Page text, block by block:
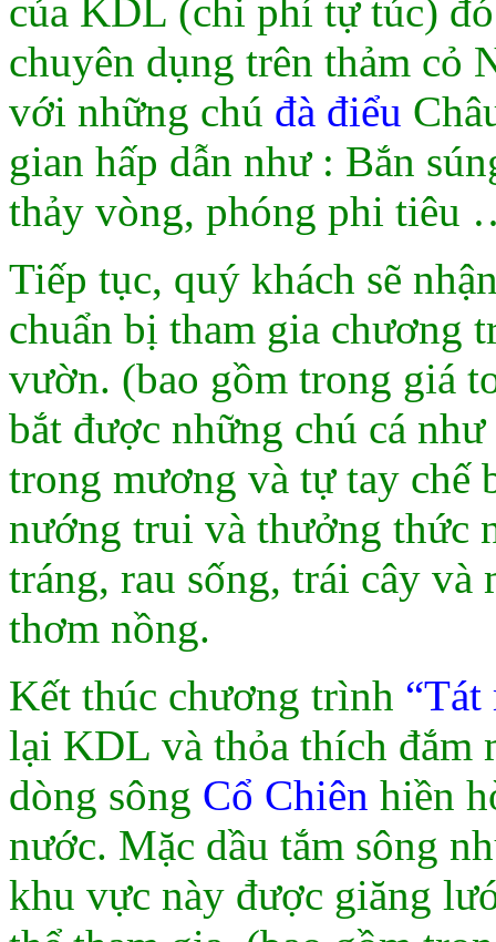
của KDL (chi phí tự túc)
chuyên dụng trên thảm cỏ
với những chú đà điểu
gian hấp dẫn như : Bắn
thảy vòng, phóng phi
Tiếp tục, quý khách sẽ
chuẩn bị tham gia chương
vườn. (bao gồm trong giá
bắt được những chú cá
trong mương và tự tay chế
nướng trui và thưởng thức
tráng, rau sống, trái cây
thơm nồng.
Kết thúc chương trình “Tát
lại KDL và thỏa thích đắm
dòng sông Cổ Chiên hiền
nước. Mặc dầu tắm sông
khu vực này được giăng